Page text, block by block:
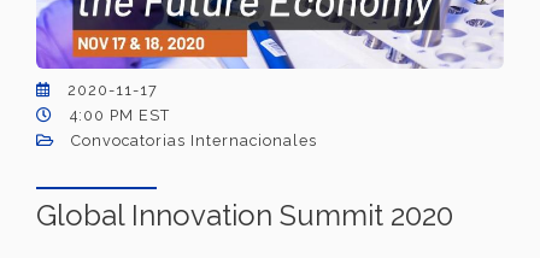
2020-11-17
4:00 PM EST
Convocatorias Internacionales
Global Innovation Summit 2020